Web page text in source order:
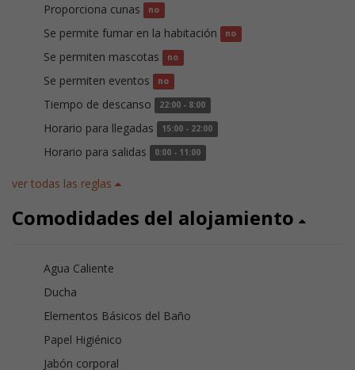
Proporciona cunas no
Se permite fumar en la habitación no
Se permiten mascotas no
Se permiten eventos no
Tiempo de descanso 22:00 - 8:00
Horario para llegadas 15:00 - 22:00
Horario para salidas 0:00 - 11:00
ver todas las reglas
Comodidades del alojamiento
Agua Caliente
Ducha
Elementos Básicos del Baño
Papel Higiénico
Jabón corporal